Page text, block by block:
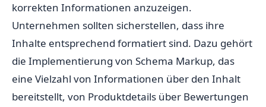
korrekten Informationen anzuzeigen.
Unternehmen sollten sicherstellen, dass ihre
Inhalte entsprechend formatiert sind. Dazu gehört
die Implementierung von Schema Markup, das
eine Vielzahl von Informationen über den Inhalt
bereitstellt, von Produktdetails über Bewertungen